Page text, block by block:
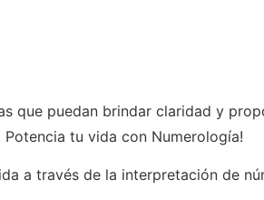
que puedan brindar claridad y
tu vida con Numerología!
a través de la interpretación de